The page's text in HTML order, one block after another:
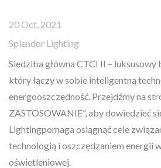
20 Oct, 2021
Splendor Lighting
Siedziba główna CTCI II – luksusowy
który łączy w sobie inteligentną
energooszczędność. Przejdźmy na
ZASTOSOWANIE”, aby dowiedzieć
Lightingpomaga osiągnąć cele
technologią i oszczędzaniem energii
oświetleniowej.